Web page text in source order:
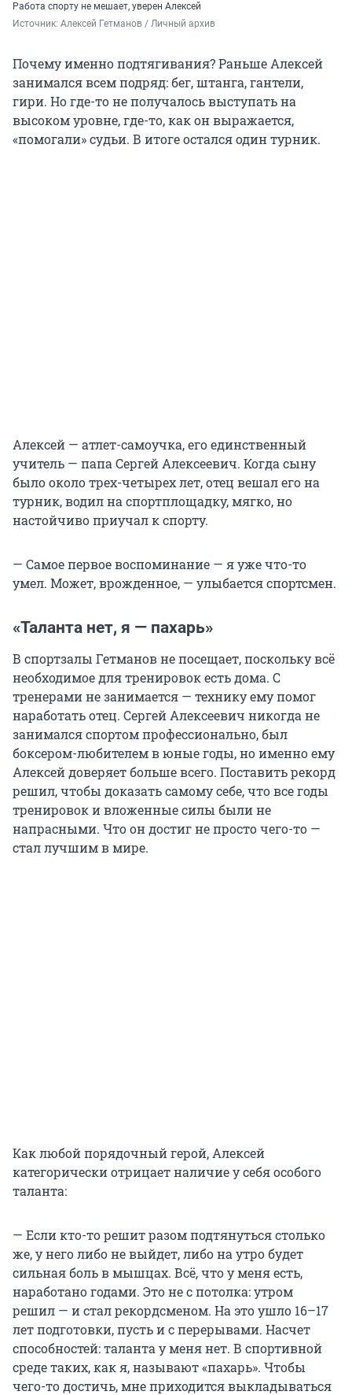
Работа спорту не мешает, уверен Алексей
Источник: Алексей Гетманов / Личный архив
Почему именно подтягивания? Раньше Алексей
занимался всем подряд: бег, штанга, гантели,
гири. Но где-то не получалось выступать на
высоком уровне, где-то, как он выражается,
«помогали» судьи. В итоге остался один турник.
Алексей — атлет-самоучка, его единственный
учитель — папа Сергей Алексеевич. Когда сыну
было около трех-четырех лет, отец вешал его на
турник, водил на спортплощадку, мягко, но
настойчиво приучал к спорту.
— Самое первое воспоминание — я уже что-то
умел. Может, врожденное, — улыбается спортсмен.
«Таланта нет, я — пахарь»
В спортзалы Гетманов не посещает, поскольку всё
необходимое для тренировок есть дома. С
тренерами не занимается — технику ему помог
наработать отец. Сергей Алексеевич никогда не
занимался спортом профессионально, был
боксером-любителем в юные годы, но именно ему
Алексей доверяет больше всего. Поставить рекорд
решил, чтобы доказать самому себе, что все годы
тренировок и вложенные силы были не
напрасными. Что он достиг не просто чего-то —
стал лучшим в мире.
Как любой порядочный герой, Алексей
категорически отрицает наличие у себя особого
таланта:
— Если кто-то решит разом подтянуться столько
же, у него либо не выйдет, либо на утро будет
сильная боль в мышцах. Всё, что у меня есть,
наработано годами. Это не с потолка: утром
решил — и стал рекордсменом. На это ушло 16–17
лет подготовки, пусть и с перерывами. Насчет
способностей: таланта у меня нет. В спортивной
среде таких, как я, называют «пахарь». Чтобы
чего-то достичь, мне приходится выкладываться